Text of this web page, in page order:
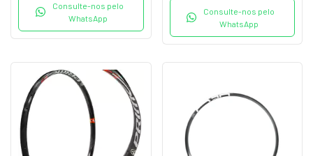
Consulte-nos pelo
WhatsApp
Consulte-nos pelo
WhatsApp